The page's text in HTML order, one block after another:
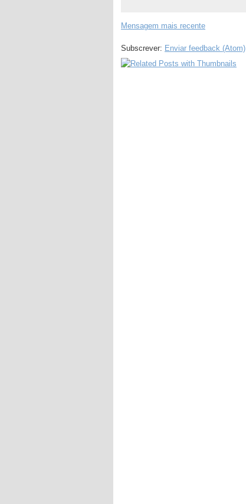
Mensagem mais recente
Subscrever: Enviar feedback (Atom)